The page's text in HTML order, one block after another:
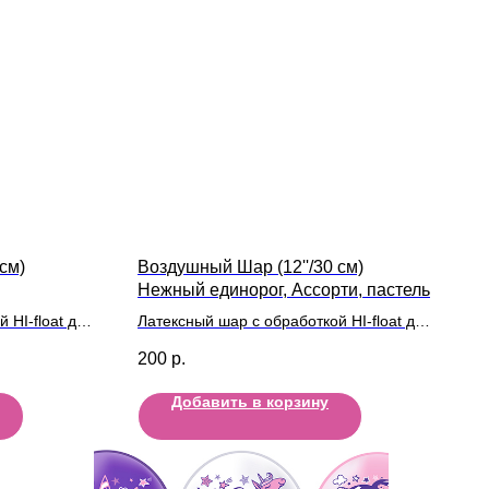
HI-float для
Воздушный Шар (12''/30 см)
Нежный единорог, Ассорти, пастель
Латексный шар с обработкой HI-float для
200 р.
Добавить в корзину